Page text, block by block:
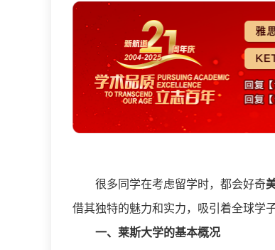
很多同学在考虑留学时，都会好奇
借其独特的魅力和实力，吸引着全球学
一、莱斯大学的基本概况